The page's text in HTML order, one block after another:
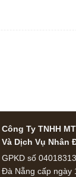
Công Ty TNHH
Và Dịch Vụ Nhân
GPKD số
Đà Nẵng cấp ngày